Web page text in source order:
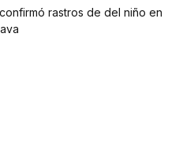
rastros de del niño en